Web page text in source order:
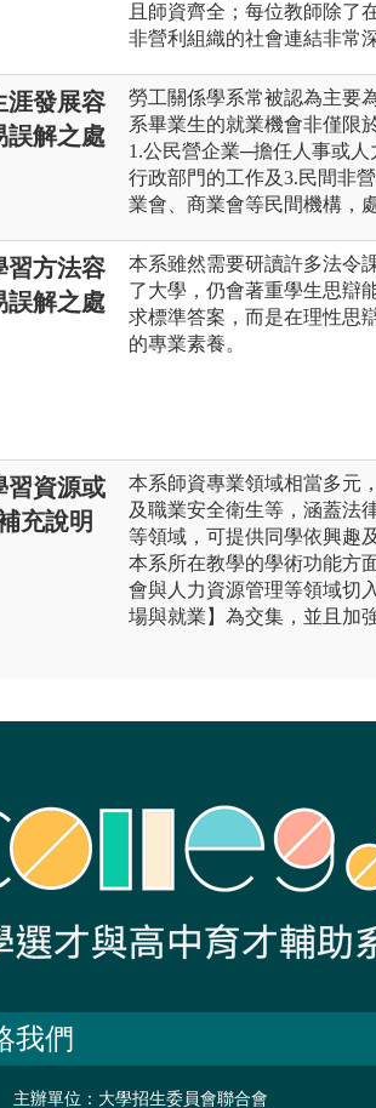
且師資齊全；每位教師除了
非營利組織的社會連結非常
涯發展容
誤解之處
勞工關係學系常被認為主要
系畢業生的就業機會非僅限
1.公民營企業─擔任人事或
行政部門的工作及3.民間非
業會、商業會等民間機構，
習方法容
誤解之處
本系雖然需要研讀許多法令
了大學，仍會著重學生思辯
求標準答案，而是在理性思
的專業素養。
習資源或
充說明
本系師資專業領域相當多元
及職業安全衛生等，涵蓋法
等領域，可提供同學依興趣
本系所在教學的學術功能方
會與人力資源管理等領域切
場與就業】為交集，並且加
我們
主辦單位：大學招生委員會聯合會